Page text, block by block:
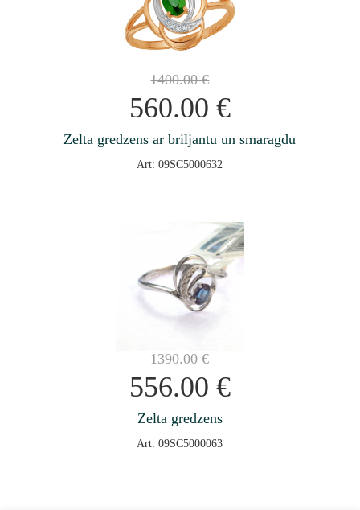
1400.00€
560.00 €
Zelta gredzens ar briljantu un smaragdu
Art: 09SC5000632
1390.00€
556.00 €
Zelta gredzens
Art: 09SC5000063